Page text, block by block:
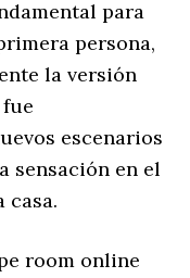
para
persona,
la versión
escenarios
sensación en el
casa.
room online